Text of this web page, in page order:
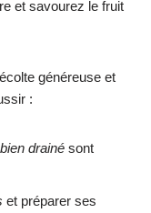
et savourez le fruit
généreuse et
:
bien drainé sont
et préparer ses